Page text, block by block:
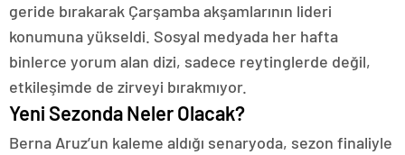
geride bırakarak Çarşamba akşamlarının lideri
konumuna yükseldi. Sosyal medyada her hafta
binlerce yorum alan dizi, sadece reytinglerde değil,
etkileşimde de zirveyi bırakmıyor.
Yeni Sezonda Neler Olacak?
Berna Aruz’un kaleme aldığı senaryoda, sezon finaliyle